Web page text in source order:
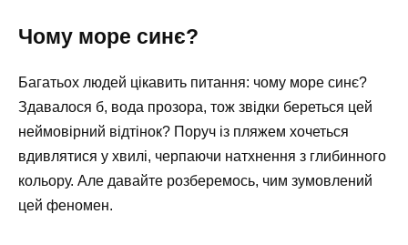
Чому море синє?
Багатьох людей цікавить питання: чому море синє?
Здавалося б, вода прозора, тож звідки береться цей
неймовірний відтінок? Поруч із пляжем хочеться
вдивлятися у хвилі, черпаючи натхнення з глибинного
кольору. Але давайте розберемось, чим зумовлений
цей феномен.